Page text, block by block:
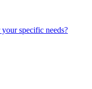
specific needs?